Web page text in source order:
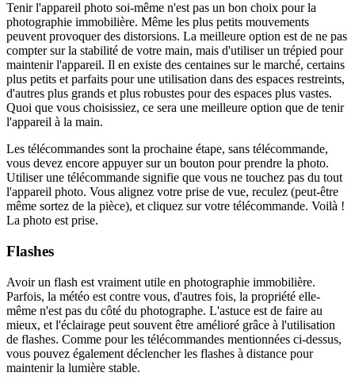
Tenir l'appareil photo soi-même n'est pas un bon choix pour la
photographie immobilière. Même les plus petits mouvements
peuvent provoquer des distorsions. La meilleure option est de ne pas
compter sur la stabilité de votre main, mais d'utiliser un trépied pour
maintenir l'appareil. Il en existe des centaines sur le marché, certains
plus petits et parfaits pour une utilisation dans des espaces restreints,
d'autres plus grands et plus robustes pour des espaces plus vastes.
Quoi que vous choisissiez, ce sera une meilleure option que de tenir
l'appareil à la main.
Les télécommandes sont la prochaine étape, sans télécommande,
vous devez encore appuyer sur un bouton pour prendre la photo.
Utiliser une télécommande signifie que vous ne touchez pas du tout
l'appareil photo. Vous alignez votre prise de vue, reculez (peut-être
même sortez de la pièce), et cliquez sur votre télécommande. Voilà !
La photo est prise.
Flashes
Avoir un flash est vraiment utile en photographie immobilière.
Parfois, la météo est contre vous, d'autres fois, la propriété elle-
même n'est pas du côté du photographe. L'astuce est de faire au
mieux, et l'éclairage peut souvent être amélioré grâce à l'utilisation
de flashes. Comme pour les télécommandes mentionnées ci-dessus,
vous pouvez également déclencher les flashes à distance pour
maintenir la lumière stable.